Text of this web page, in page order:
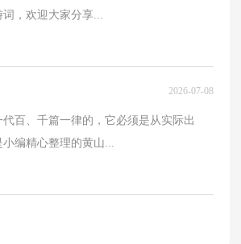
，欢迎大家分享...
2026-07-08
百、千篇一律的，它必须是从实际出
编精心整理的黄山...